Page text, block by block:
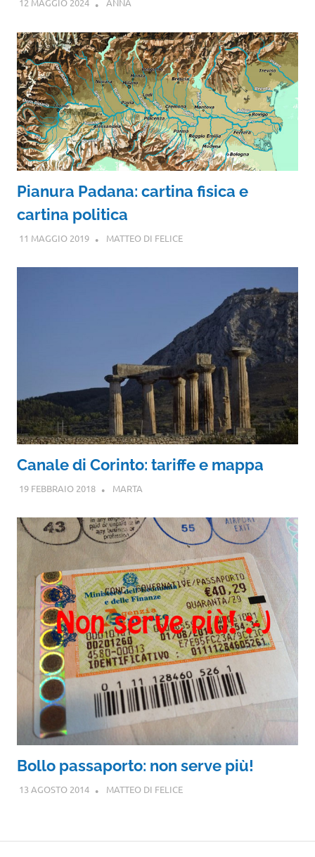
12 MAGGIO 2024 ANNA
Pianura Padana: cartina fisica e
cartina politica
11 MAGGIO 2019 MATTEO DI FELICE
Canale di Corinto: tariffe e mappa
19 FEBBRAIO 2018 MARTA
Bollo passaporto: non serve più!
13 AGOSTO 2014 MATTEO DI FELICE